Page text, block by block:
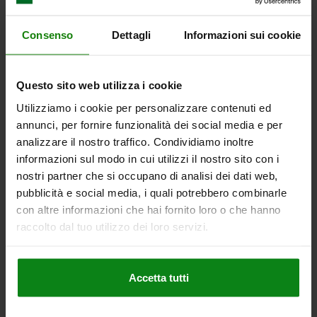
Consenso Dettagli Informazioni sui cookie
Questo sito web utilizza i cookie
Utilizziamo i cookie per personalizzare contenuti ed
annunci, per fornire funzionalità dei social media e per
analizzare il nostro traffico. Condividiamo inoltre
informazioni sul modo in cui utilizzi il nostro sito con i
nostri partner che si occupano di analisi dei dati web,
pubblicità e social media, i quali potrebbero combinarle
con altre informazioni che hai fornito loro o che hanno
raccolto dal tuo utilizzo dei loro servizi.
Accetta tutti
SUPERIO., H1=35,5, ACCIAIO CEMENTAZIONE
VERSIONE 1=GANASCIA PER MORSA INTERCAMBIABILE IN ALTO
Numero d’ordine:04422-92638
148,43 €
più le spese di spedizione
DETTAGLI
DETTAGLI